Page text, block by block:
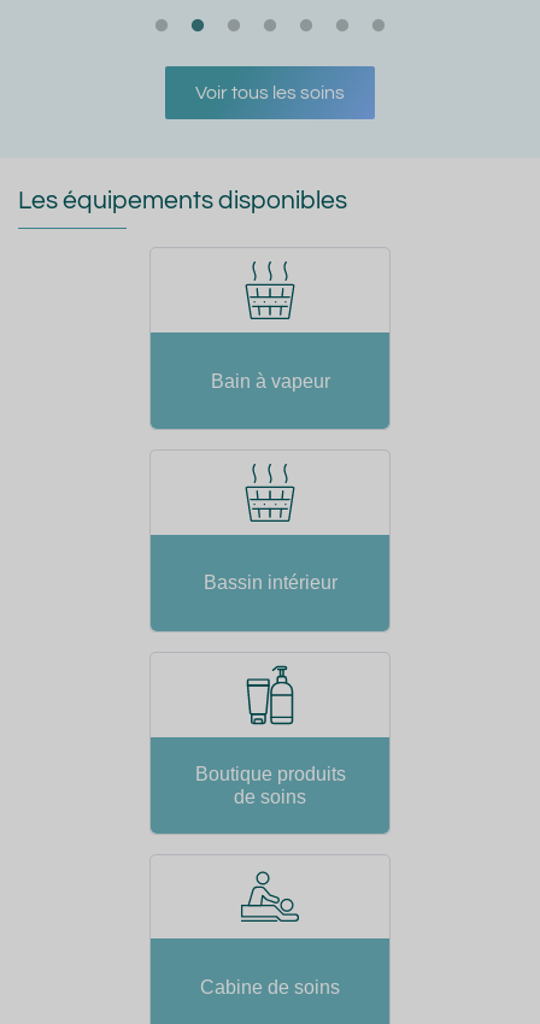
Voir tous les soins
Les équipements disponibles
Bain à vapeur
Bassin intérieur
Boutique produits
de soins
Cabine de soins